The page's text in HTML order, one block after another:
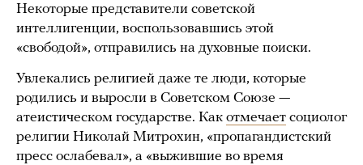
Некоторые представители советской
интеллигенции, воспользовавшись этой
«свободой», отправились на духовные поиски.
Увлекались религией даже те люди, которые
родились и выросли в Советском Союзе —
атеистическом государстве. Как отмечает социолог
религии Николай Митрохин, «пропагандистский
пресс ослабевал», а «выжившие во время